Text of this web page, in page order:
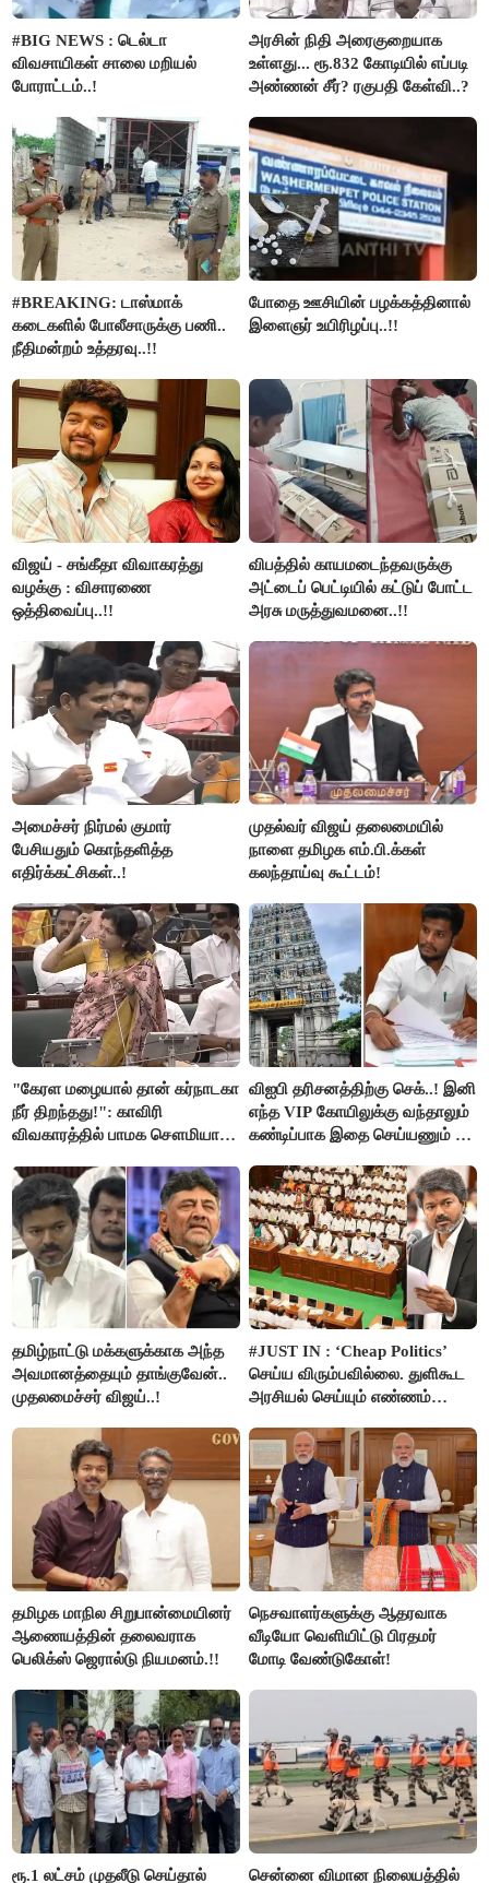
#BIG NEWS : டெல்டா
விவசாயிகள் சாலை மறியல்
போராட்டம்..!
அரசின் நிதி அரைகுறையாக
உள்ளது... ரூ.832 கோடியில் எப்படி
அண்ணன் சீர்? ரகுபதி கேள்வி..?
#BREAKING: டாஸ்மாக்
கடைகளில் போலீசாருக்கு பணி..
நீதிமன்றம் உத்தரவு..!!
போதை ஊசியின் பழக்கத்தினால்
இளைஞர் உயிரிழப்பு..!!
விஜய் - சங்கீதா விவாகரத்து
வழக்கு : விசாரணை
ஒத்திவைப்பு..!!
விபத்தில் காயமடைந்தவருக்கு
அட்டைப் பெட்டியில் கட்டுப் போட்ட
அரசு மருத்துவமனை..!!
அமைச்சர் நிர்மல் குமார்
பேசியதும் கொந்தளித்த
எதிர்க்கட்சிகள்..!
முதல்வர் விஜய் தலைமையில்
நாளை தமிழக எம்.பி.க்கள்
கலந்தாய்வு கூட்டம்!
"கேரள மழையால் தான் கர்நாடகா
நீர் திறந்தது!": காவிரி
விவகாரத்தில் பாமக சௌமியா
விஐபி தரிசனத்திற்கு செக்..! இனி
எந்த VIP கோயிலுக்கு வந்தாலும்
கண்டிப்பாக இதை செய்யணும் -
தமிழ்நாட்டு மக்களுக்காக அந்த
அவமானத்தையும் தாங்குவேன்..
முதலமைச்சர் விஜய்..!
#JUST IN : ‘Cheap Politics’
செய்ய விரும்பவில்லை. துளிகூட
அரசியல் செய்யும் எண்ணம்
விஜய் பதில்!
தமிழக மாநில சிறுபான்மையினர்
ஆணையத்தின் தலைவராக
பெலிக்ஸ் ஜெரால்டு நியமனம்.!!
நெசவாளர்களுக்கு ஆதரவாக
வீடியோ வெளியிட்டு பிரதமர்
மோடி வேண்டுகோள்!
ரூ.1 லட்சம் முதலீடு செய்தால் சென்னை விமான நிலையத்தில்